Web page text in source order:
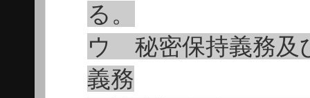
る。
ウ 秘密保持義務及
義務